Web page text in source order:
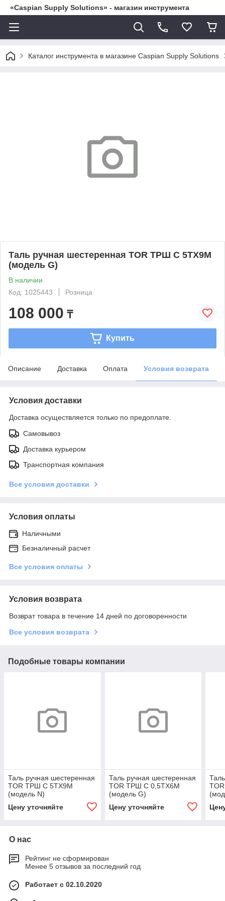
«Caspian Supply Solutions» - магазин инструмента
Каталог инструмента в магазине Caspian Supply Solutions
Таль ручная шестеренная TOR ТРШ C 5ТХ9М
(модель G)
В наличии
Код: 1025443
Розница
108 000 ₸
Купить
Описание Доставка Оплата Условия возврата
Условия доставки
Доставка осуществляется только по предоплате.
Самовывоз
Доставка курьером
Транспортная компания
Все условия доставки
Условия оплаты
Наличными
Безналичный расчет
Все условия оплаты
Условия возврата
Возврат товара в течение 14 дней по договоренности
Все условия возврата
Подобные товары компании
Таль ручная шестеренная
TOR ТРШ C 5ТХ9М
(модель N)
Цену уточняйте
Таль ручная шестеренная
TOR ТРШ C 0,5ТХ6М
(модель G)
Цену уточняйте
О нас
Рейтинг не сформирован
Менее 5 отзывов за последний год
Работает с 02.10.2020